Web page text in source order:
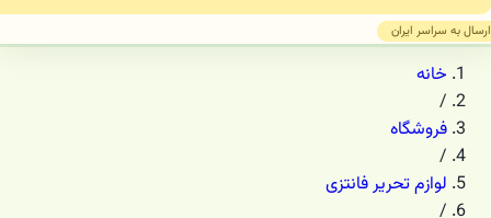
ارسال به سراسر ایران
خانه
/
فروشگاه
/
لوازم تحریر فانتزی
/